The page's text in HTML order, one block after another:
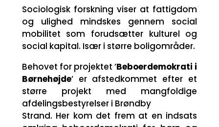
Sociologisk forskning viser at fattigdom
og ulighed mindskes gennem social
mobilitet som forudsætter kulturel og
social kapital. Især i større boligområder.
Behovet for projektet ’Beboerdemokrati i
Børnehøjde’ er afstedkommet efter et
større projekt med mangfoldige
afdelingsbestyrelser i Brøndby
Strand. Her kom det frem at en indsats